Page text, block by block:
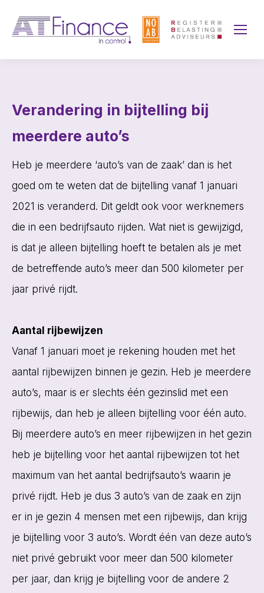
Verandering in bijtelling bij
meerdere auto’s
Heb je meerdere ‘auto’s van de zaak’ dan is het
goed om te weten dat de bijtelling vanaf 1 januari
2021 is veranderd. Dit geldt ook voor werknemers
die in een bedrijfsauto rijden. Wat niet is gewijzigd,
is dat je alleen bijtelling hoeft te betalen als je met
de betreffende auto’s meer dan 500 kilometer per
jaar privé rijdt.
Aantal rijbewijzen
Vanaf 1 januari moet je rekening houden met het
aantal rijbewijzen binnen je gezin. Heb je meerdere
auto’s, maar is er slechts één gezinslid met een
rijbewijs, dan heb je alleen bijtelling voor één auto.
Bij meerdere auto’s en meer rijbewijzen in het gezin
heb je bijtelling voor het aantal rijbewijzen tot het
maximum van het aantal bedrijfsauto’s waarin je
privé rijdt. Heb je dus 3 auto’s van de zaak en zijn
er in je gezin 4 mensen met een rijbewijs, dan krijg
je bijtelling voor 3 auto’s. Wordt één van deze auto’s
niet privé gebruikt voor meer dan 500 kilometer
per jaar, dan krijg je bijtelling voor de andere 2